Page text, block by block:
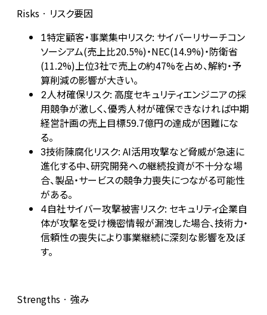
Risks · リスク要因
1特定顧客・事業集中リスク: サイバーリサーチコン
ソーシアム(売上比20.5%)・NEC(14.9%)・防衛省
(11.2%)上位3社で売上の約47%を占め、解約・予
算削減の影響が大きい。
2人材確保リスク: 高度セキュリティエンジニアの採
用競争が激しく、優秀人材が確保できなければ中期
経営計画の売上目標59.7億円の達成が困難にな
る。
3技術陳腐化リスク: AI活用攻撃など脅威が急速に
進化する中、研究開発への継続投資が不十分な場
合、製品・サービスの競争力喪失につながる可能性
がある。
4自社サイバー攻撃被害リスク: セキュリティ企業自
体が攻撃を受け機密情報が漏洩した場合、技術力・
信頼性の喪失により事業継続に深刻な影響を及ぼ
す。
Strengths · 強み